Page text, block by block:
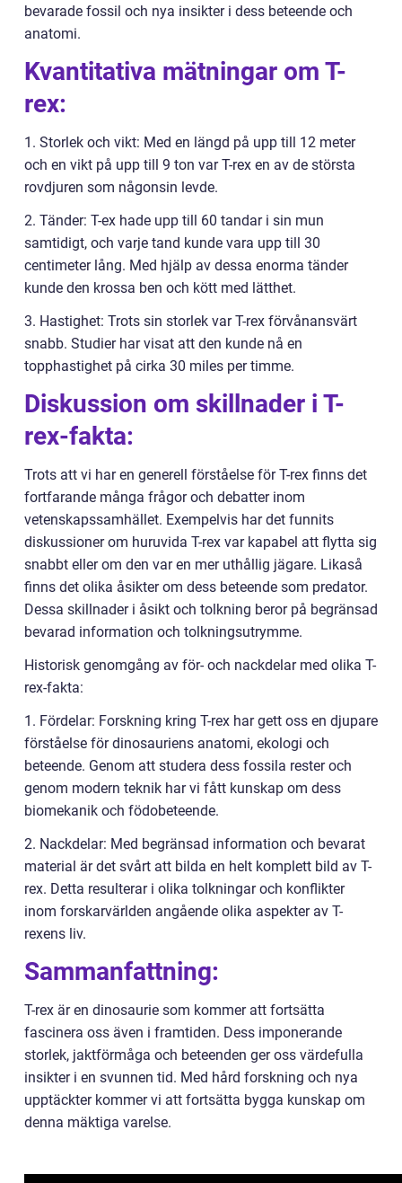
bevarade fossil och nya insikter i dess beteende och
anatomi.
Kvantitativa mätningar om T-
rex:
1. Storlek och vikt: Med en längd på upp till 12 meter
och en vikt på upp till 9 ton var T-rex en av de största
rovdjuren som någonsin levde.
2. Tänder: T-ex hade upp till 60 tandar i sin mun
samtidigt, och varje tand kunde vara upp till 30
centimeter lång. Med hjälp av dessa enorma tänder
kunde den krossa ben och kött med lätthet.
3. Hastighet: Trots sin storlek var T-rex förvånansvärt
snabb. Studier har visat att den kunde nå en
topphastighet på cirka 30 miles per timme.
Diskussion om skillnader i T-
rex-fakta:
Trots att vi har en generell förståelse för T-rex finns det
fortfarande många frågor och debatter inom
vetenskapssamhället. Exempelvis har det funnits
diskussioner om huruvida T-rex var kapabel att flytta sig
snabbt eller om den var en mer uthållig jägare. Likaså
finns det olika åsikter om dess beteende som predator.
Dessa skillnader i åsikt och tolkning beror på begränsad
bevarad information och tolkningsutrymme.
Historisk genomgång av för- och nackdelar med olika T-
rex-fakta:
1. Fördelar: Forskning kring T-rex har gett oss en djupare
förståelse för dinosauriens anatomi, ekologi och
beteende. Genom att studera dess fossila rester och
genom modern teknik har vi fått kunskap om dess
biomekanik och födobeteende.
2. Nackdelar: Med begränsad information och bevarat
material är det svårt att bilda en helt komplett bild av T-
rex. Detta resulterar i olika tolkningar och konflikter
inom forskarvärlden angående olika aspekter av T-
rexens liv.
Sammanfattning:
T-rex är en dinosaurie som kommer att fortsätta
fascinera oss även i framtiden. Dess imponerande
storlek, jaktförmåga och beteenden ger oss värdefulla
insikter i en svunnen tid. Med hård forskning och nya
upptäckter kommer vi att fortsätta bygga kunskap om
denna mäktiga varelse.